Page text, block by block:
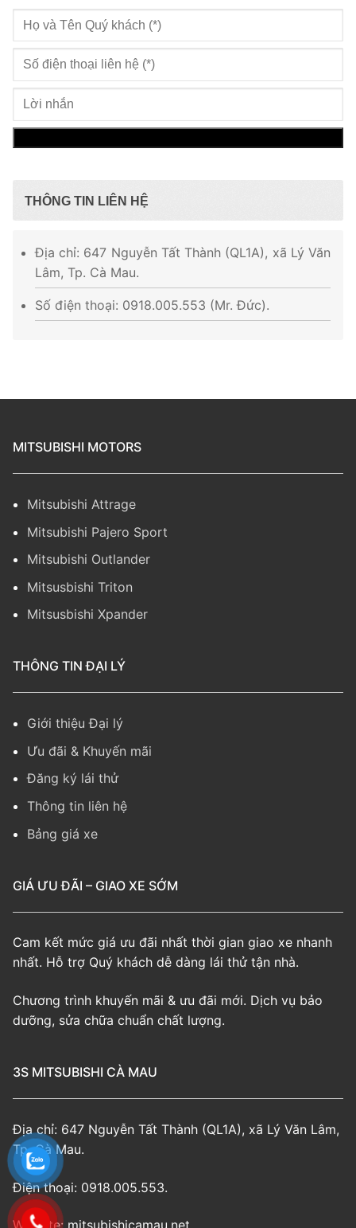
THÔNG TIN LIÊN HỆ
Địa chỉ: 647 Nguyễn Tất Thành (QL1A), xã Lý Văn
Lâm, Tp. Cà Mau.
Số điện thoại: 0918.005.553 (Mr. Đức).
MITSUBISHI MOTORS
Mitsubishi Attrage
Mitsubishi Pajero Sport
Mitsubishi Outlander
Mitsusbishi Triton
Mitsusbishi Xpander
THÔNG TIN ĐẠI LÝ
Giới thiệu Đại lý
Ưu đãi & Khuyến mãi
Đăng ký lái thử
Thông tin liên hệ
Bảng giá xe
GIÁ ƯU ĐÃI – GIAO XE SỚM
Cam kết mức giá ưu đãi nhất thời gian giao xe nhanh
nhất. Hỗ trợ Quý khách dễ dàng lái thử tận nhà.
Chương trình khuyến mãi & ưu đãi mới. Dịch vụ bảo
dưỡng, sửa chữa chuẩn chất lượng.
3S MITSUBISHI CÀ MAU
Địa chỉ: 647 Nguyễn Tất Thành (QL1A), xã Lý Văn Lâm,
Tp. Cà Mau.
Điện thoại: 0918.005.553.